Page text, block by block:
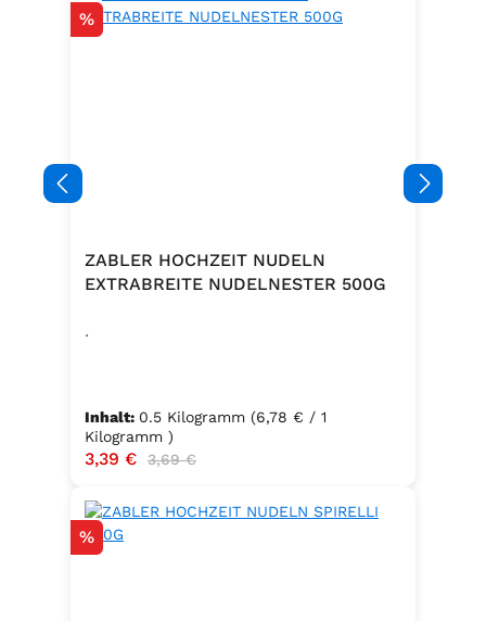
Rabatt
%
ZABLER HOCHZEIT NUDELN
EXTRABREITE NUDELNESTER 500G
.
Inhalt: 0.5 Kilogramm (6,78 € / 1
Kilogramm )
Verkaufspreis:
3,39 € Regulärer Preis:
3,69 €
Rabatt
%